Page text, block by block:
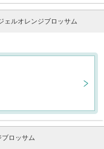
ェルオレンジブロッサム
ロッサム